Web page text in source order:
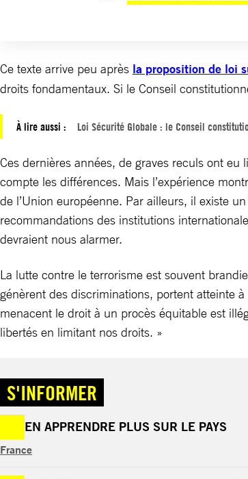
Ce texte arrive peu après la proposition de loi
droits fondamentaux. Si le Conseil
À lire aussi : Loi Sécurité Globale : le Conseil
Ces dernières années, de graves reculs ont
compte les différences. Mais l’expérience
de l’Union européenne. Par ailleurs, il existe
recommandations des institutions
devraient nous alarmer.
La lutte contre le terrorisme est souvent
génèrent des discriminations, portent atteinte
menacent le droit à un procès équitable est
libertés en limitant nos droits. »
S'INFORMER
EN APPRENDRE PLUS SUR LE PAYS
France